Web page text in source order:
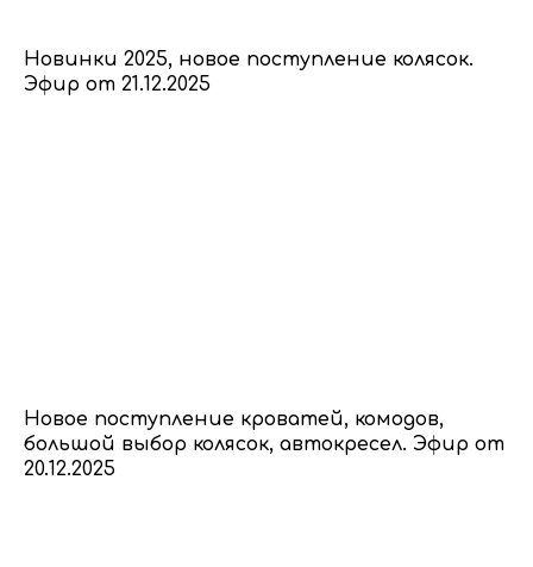
Новинки 2025, новое поступление колясок.
Эфир от 21.12.2025
Новое поступление кроватей, комодов,
большой выбор колясок, автокресел. Эфир от
20.12.2025